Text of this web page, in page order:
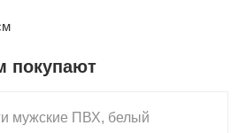
покупают
В КОРЗИНУ